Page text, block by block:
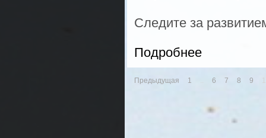
Следите за
Подробнее
Предыдущая 1 .. 6 7 8 9